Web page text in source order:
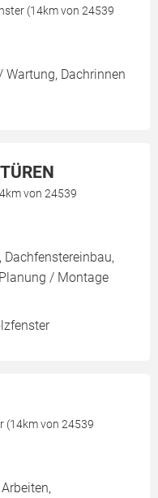
(14km von 24539
Wartung, Dachrinnen
von 24539
Dachfenstereinbau,
/ Montage
(14km von 24539